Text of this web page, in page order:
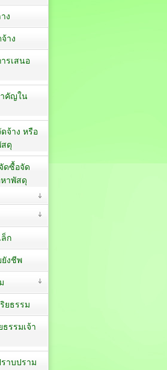
ง
าง
รเสนอ
คัญใน
จ้าง หรือ
ดุ
ดซื้อจัด
าพัสดุ
ก
ยังชีพ
ยธรรม
ธรรมเจ้า
าบปราม